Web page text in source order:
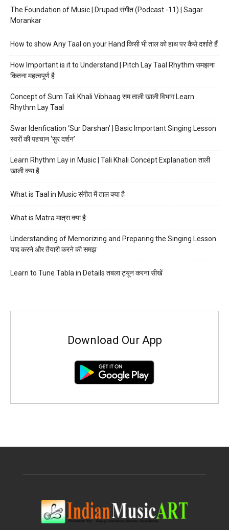
The Foundation of Music | Drupad संगीत (Podcast -11) | Sagar
Morankar
How to show Any Taal on your Hand किसी भी ताल को हाथ पर कैसे दर्शाते हैं
How Important is it to Understand | Pitch Lay Taal Rhythm समझना
कितना महत्वपूर्ण है
Concept of Sum Tali Khali Vibhaag सम ताली खाली विभाग Learn
Rhythm Lay Taal
Swar Idenfication ‘Sur Darshan’ | Basic Important Singing Lesson
स्वरों की पहचान ‘सुर दर्शन’
Learn Rhythm Lay in Music | Tali Khali Concept Explanation ताली
खाली क्या है
What is Taal in Music संगीत में ताल क्या है
What is Matra मात्रा क्या है
Understanding of Memorizing and Preparing the Singing Lesson
याद करने और तैयारी करने की समझ
Learn to Tune Tabla in Details तबला ट्यून करना सीखें
Download Our App